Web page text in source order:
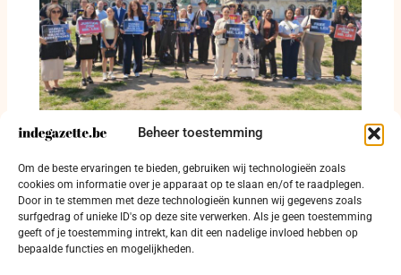
Beheer toestemming
Om de beste ervaringen te bieden, gebruiken wij technologieën zoals
cookies om informatie over je apparaat op te slaan en/of te raadplegen.
Door in te stemmen met deze technologieën kunnen wij gegevens zoals
surfgedrag of unieke ID's op deze site verwerken. Als je geen toestemming
geeft of je toestemming intrekt, kan dit een nadelige invloed hebben op
bepaalde functies en mogelijkheden.
‘Free Lee Man-hee’ klinkt voor het Europees
Parlement in Brussel
1 augustus 2026